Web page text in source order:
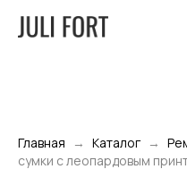
Главная Каталог
сумки с леопардовым